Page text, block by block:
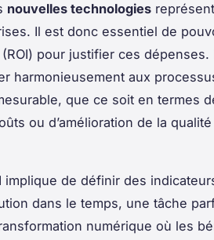
nouvelles technologies
Il est donc essentiel de
(ROI) pour justifier ces
harmonieusement aux
que ce soit en termes
ou d’amélioration de la
implique de définir des
dans le temps, une tâche
numérique où les